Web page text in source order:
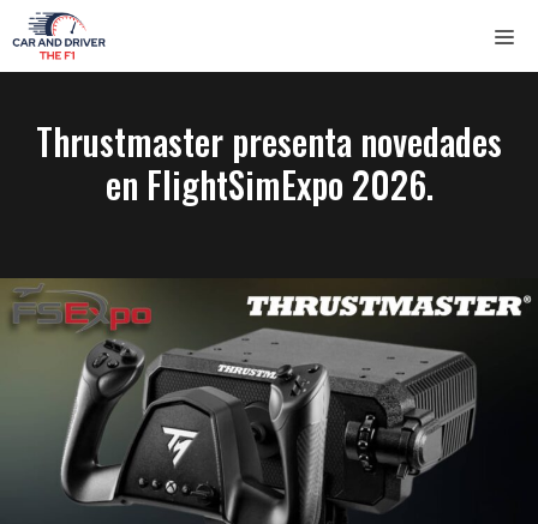
Saltar
al
contenido
Thrustmaster presenta novedades
en FlightSimExpo 2026.